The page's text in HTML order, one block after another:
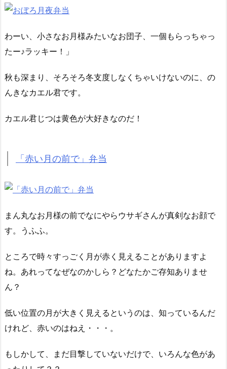
わーい、小さなお月様みたいなお団子、一個もらっちゃっ
たー♪ラッキー！」
秋も深まり、そろそろ冬支度しなくちゃいけないのに、の
んきなカエル君です。
カエル君じつは黄色が大好きなのだ！
「赤い月の前で」弁当
まん丸なお月様の前でなにやらウサギさんが真剣なお顔で
す。うふふ。
ところで時々すっごく月が赤く見えることがありますよ
ね。あれってなぜなのかしら？どなたかご存知ありませ
ん？
低い位置の月が大きく見えるというのは、知っているんだ
けれど、赤いのはねえ・・・。
もしかして、まだ目撃していないだけで、いろんな色があ